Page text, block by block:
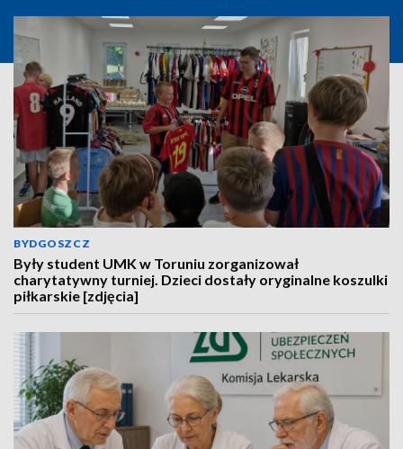
BYDGOSZCZ
Były student UMK w Toruniu zorganizował
charytatywny turniej. Dzieci dostały oryginalne koszulki
piłkarskie [zdjęcia]